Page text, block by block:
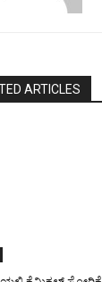
ARTICLES